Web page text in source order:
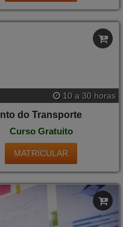
10 a 30 horas
do Transporte
Curso Gratuito
MATRICULAR